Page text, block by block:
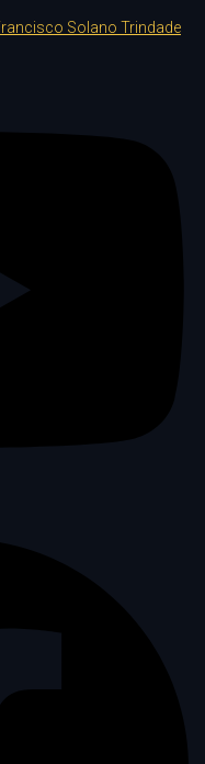
Solano Trindade